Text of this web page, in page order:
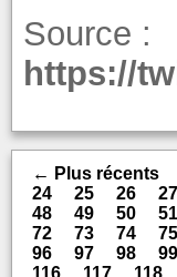
Source :
https://
← Plus récents
24
25 26 27
48
49 50 51
72
73 74 75
96
97 98 99
116
117 118